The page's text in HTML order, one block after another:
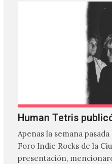
Human Tetris
Apenas la semana
Foro Indie Rocks de la
presentación,